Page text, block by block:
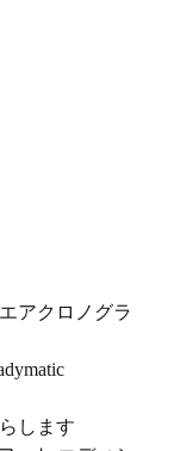
アクロノグラ
します